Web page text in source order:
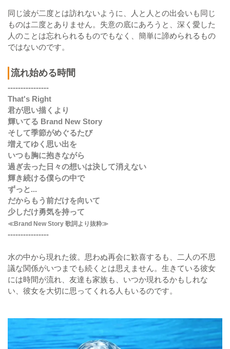
同じ波が二度とは訪れないように、人と人との出会いも同じ
ものは二度とありません。失意の底にあろうと、深く愛した
人のことは忘れられるものでもなく、簡単に諦められるもの
ではないのです。
流れ始める時間
----------------
That's Right
君が思い描くより
輝いてる Brand New Story
そして季節がめぐるたび
増えてゆく思い出を
いつも胸に抱きながら
過ぎ去った日々の想いは決して消えない
輝き続ける僕らの中で
ずっと...
だからもう前だけを向いて
少しだけ勇気を持って
≪Brand New Story 歌詞より抜粋≫
----------------
水の中から現れた彼。思わぬ再会に歓喜するも、二人の不思
議な関係がいつまでも続くとは思えません。生きている彼女
には時間が流れ、友達も家族も、いつか現れるかもしれな
い、彼女を大切に思ってくれる人もいるのです。